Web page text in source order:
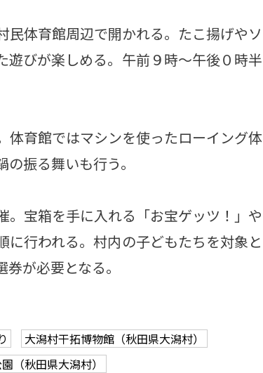
体育館周辺で開かれる。たこ揚げやソ
遊びが楽しめる。午前９時～午後０時半
育館ではマシンを使ったローイング体
振る舞いも行う。
宝箱を手に入れる「お宝ゲッツ！」や
行われる。村内の子どもたちを対象と
が必要となる。
大潟村干拓博物館（秋田県大潟村）
（秋田県大潟村）